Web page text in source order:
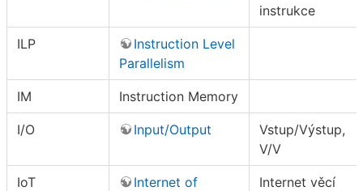
instrukce
ILP
Instruction Level
Parallelism
IM Instruction Memory
I/O Input/Output
Vstup/Výstup,
V/V
IoT
Internet of
Internet věcí